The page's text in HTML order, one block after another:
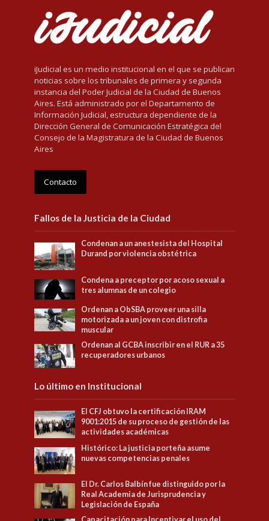
iJudicial es un medio institucional en el que se publican
noticias sobre los tribunales de primera y segunda
instancia del Poder Judicial de la Ciudad de Buenos
Aires. Está administrado por el Departamento de
Información Judicial, estructura dependiente de la
Dirección General de Comunicación Estratégica del
Consejo de la Magistratura de la Ciudad de Buenos
Aires
Contacto
Fallos de la Justicia de la Ciudad
Condenan a un anestesista del Hospital
Durand por violencia obstétrica
Condena a preceptor por acoso sexual a
tres alumnas de un colegio
Ordenan a ObSBA proveer una silla
motorizada a un joven con distrofia
muscular
Ordenan al GCBA inscribir en el RUR a 35
recuperadores urbanos
Lo último en Institucional
El CFJ obtuvo la certificación IRAM
9001:2015 de su proceso de gestión de las
actividades académicas
Histórico: La justicia porteña asume
nuevas competencias penales
El Dr. Carlos Balbín fue distinguido por la
Real Academia de Jurisprudencia y
Legislación de España